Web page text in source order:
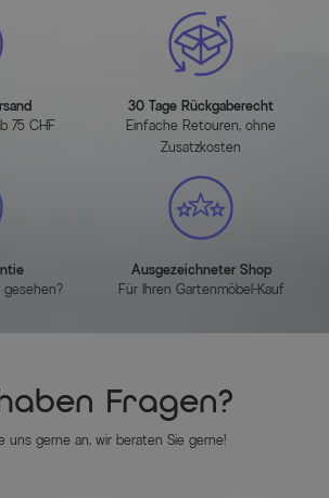
Grau meliert
Polyacryl
HIER
75 CHF
30 Tage Rückgaberecht
Einfache Retouren, ohne
Zusatzkosten
Ausgezeichneter Shop
Für Ihren Gartenmöbel-Kauf
Fragen?
uns gerne an, wir beraten Sie gerne!